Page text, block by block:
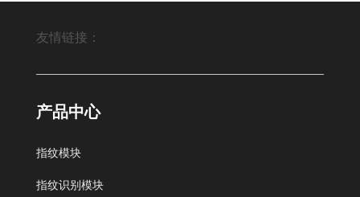
友情链接：
Fingerprint module,Fingerprint sensor module
北京艾迪沃德科技发展有限公司
产品中心
指纹模块
指纹识别模块